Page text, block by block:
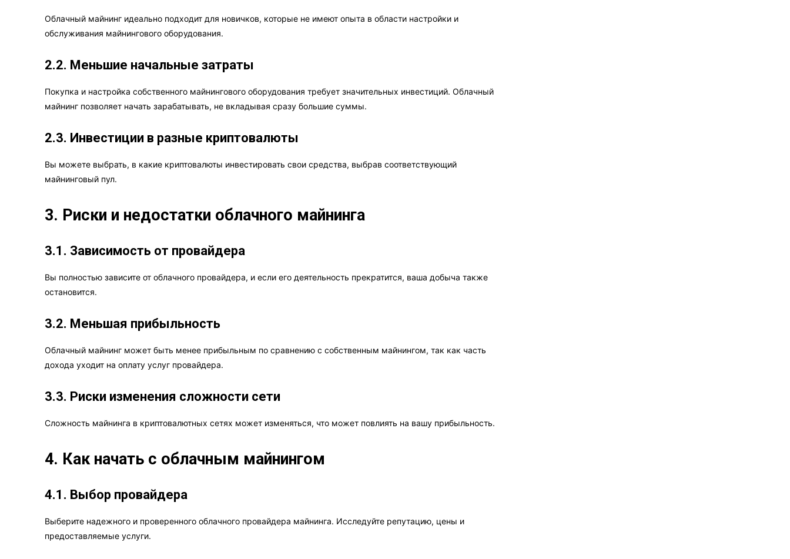
Облачный майнинг идеально подходит для новичков, которые не имеют опыта в области настройки и
обслуживания майнингового оборудования.
2.2. Меньшие начальные затраты
Покупка и настройка собственного майнингового оборудования требует значительных инвестиций. Облачный
майнинг позволяет начать зарабатывать, не вкладывая сразу большие суммы.
2.3. Инвестиции в разные криптовалюты
Вы можете выбрать, в какие криптовалюты инвестировать свои средства, выбрав соответствующий
майнинговый пул.
3. Риски и недостатки облачного майнинга
3.1. Зависимость от провайдера
Вы полностью зависите от облачного провайдера, и если его деятельность прекратится, ваша добыча также
остановится.
3.2. Меньшая прибыльность
Облачный майнинг может быть менее прибыльным по сравнению с собственным майнингом, так как часть
дохода уходит на оплату услуг провайдера.
3.3. Риски изменения сложности сети
Сложность майнинга в криптовалютных сетях может изменяться, что может повлиять на вашу прибыльность.
4. Как начать с облачным майнингом
4.1. Выбор провайдера
Выберите надежного и проверенного облачного провайдера майнинга. Исследуйте репутацию, цены и
предоставляемые услуги.